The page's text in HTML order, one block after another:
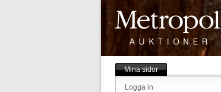
Mina sidor
Logga in